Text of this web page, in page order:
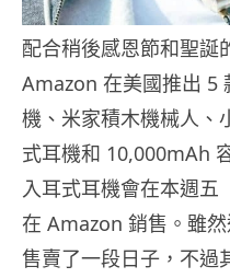
配合稍後感恩節和聖誕
Amazon 在美國推出 5
機、米家積木機械人、
式耳機和 10,000mAh
入耳式耳機會在本週五
在 Amazon 銷售。雖
售賣了一段日子，不過